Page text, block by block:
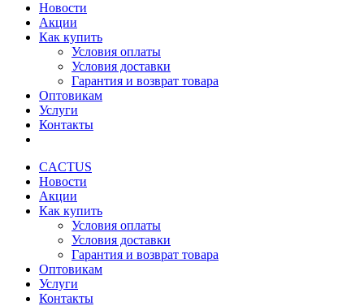
Новости
Акции
Как купить
Условия оплаты
Условия доставки
Гарантия и возврат товара
Оптовикам
Услуги
Контакты
CACTUS
Новости
Акции
Как купить
Условия оплаты
Условия доставки
Гарантия и возврат товара
Оптовикам
Услуги
Контакты